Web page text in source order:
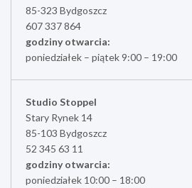
85-323 Bydgoszcz
607 337 864
godziny otwarcia:
poniedziałek – piątek 9:00 – 19:00
Studio Stoppel
Stary Rynek 14
85-103 Bydgoszcz
52 345 63 11
godziny otwarcia:
poniedziałek 10:00 – 18:00